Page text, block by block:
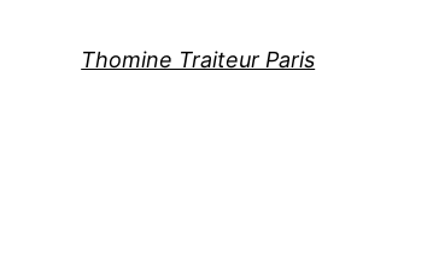
Thomine Traiteur Paris